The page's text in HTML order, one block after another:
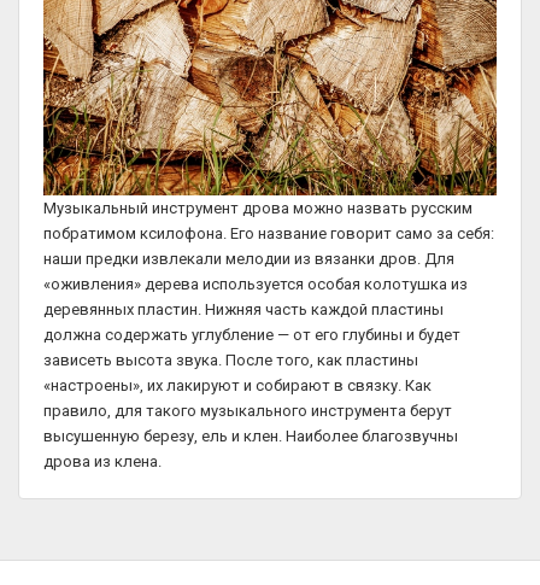
Музыкальный инструмент дрова можно назвать русским
побратимом ксилофона. Его название говорит само за себя:
наши предки извлекали мелодии из вязанки дров. Для
«оживления» дерева используется особая колотушка из
деревянных пластин. Нижняя часть каждой пластины
должна содержать углубление — от его глубины и будет
зависеть высота звука. После того, как пластины
«настроены», их лакируют и собирают в связку. Как
правило, для такого музыкального инструмента берут
высушенную березу, ель и клен. Наиболее благозвучны
дрова из клена.